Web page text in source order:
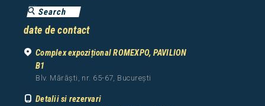
date de contact
Complex expozițional ROMEXPO, PAVILION
B1
Blv. Mărăști, nr. 65-67, București
Detalii si rezervari